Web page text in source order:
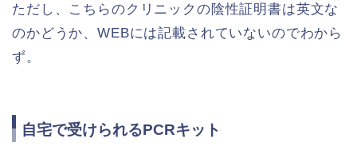
ただし、こちらのクリニックの陰性証明書は英文な
のかどうか、WEBには記載されていないのでわから
ず。
自宅で受けられるPCRキット